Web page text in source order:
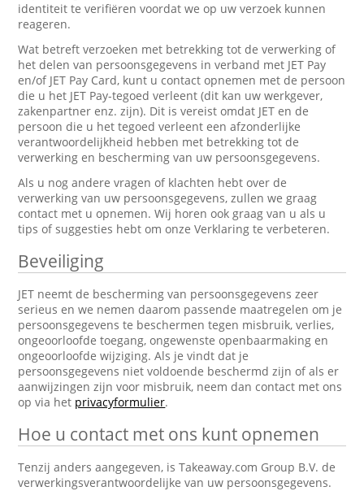
identiteit te verifiëren voordat we op uw verzoek kunnen
reageren.
Wat betreft verzoeken met betrekking tot de verwerking of
het delen van persoonsgegevens in verband met JET Pay
en/of JET Pay Card, kunt u contact opnemen met de persoon
die u het JET Pay-tegoed verleent (dit kan uw werkgever,
zakenpartner enz. zijn). Dit is vereist omdat JET en de
persoon die u het tegoed verleent een afzonderlijke
verantwoordelijkheid hebben met betrekking tot de
verwerking en bescherming van uw persoonsgegevens.
Als u nog andere vragen of klachten hebt over de
verwerking van uw persoonsgegevens, zullen we graag
contact met u opnemen. Wij horen ook graag van u als u
tips of suggesties hebt om onze Verklaring te verbeteren.
Beveiliging
JET neemt de bescherming van persoonsgegevens zeer
serieus en we nemen daarom passende maatregelen om je
persoonsgegevens te beschermen tegen misbruik, verlies,
ongeoorloofde toegang, ongewenste openbaarmaking en
ongeoorloofde wijziging. Als je vindt dat je
persoonsgegevens niet voldoende beschermd zijn of als er
aanwijzingen zijn voor misbruik, neem dan contact met ons
op via het privacyformulier.
Hoe u contact met ons kunt opnemen
Tenzij anders aangegeven, is Takeaway.com Group B.V. de
verwerkingsverantwoordelijke van uw persoonsgegevens.